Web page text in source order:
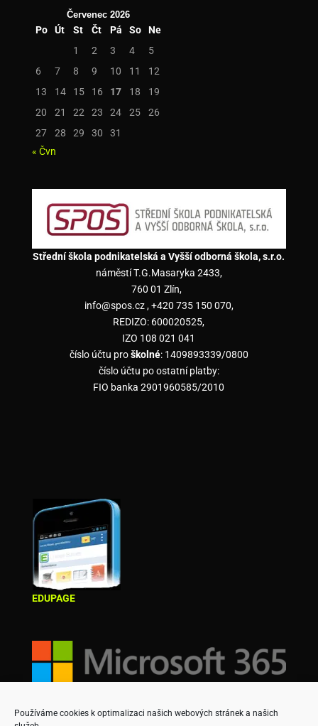
Používáme cookies k optimalizaci našich webových stránek a našich
Červenec 2026
Po Út St Čt Pá So
Ne
1
2 3 4
5
6
7 8 9 10 11
12
13
14 15 16 17 18
19
20
21 22 23 24 25
26
27
28 29 30
31
« Čvn
Střední škola podnikatelská a Vyšší odborná škola, s.r.o.
náměstí T.G.Masaryka 2433,
760 01 Zlín,
info@spos.cz , +420 735 150 070,
REDIZO: 600020525,
IZO 108 021 041
číslo účtu proškolné: 1409893339/0800
číslo účtu po ostatní platby:
FIO banka 2901960585/2010
EDUPAGE